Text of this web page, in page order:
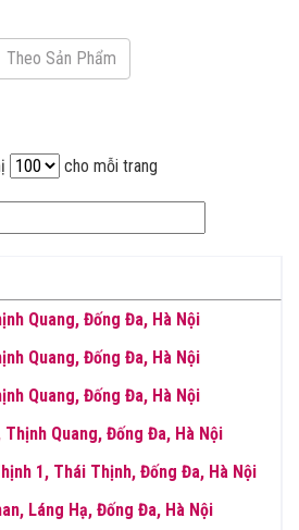
Theo Sản Phẩm
cho mỗi trang
Quang, Đống Đa, Hà Nội
Quang, Đống Đa, Hà Nội
Quang, Đống Đa, Hà Nội
Quang, Đống Đa, Hà Nội
1, Thái Thịnh, Đống Đa, Hà Nội
Láng Hạ, Đống Đa, Hà Nội